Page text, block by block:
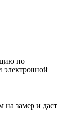
по
электронной
на замер и даст